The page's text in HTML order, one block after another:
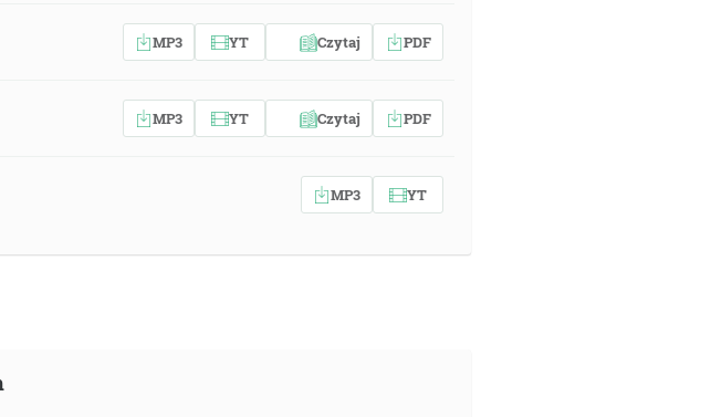
MP3 YT Czytaj PDF
MP3 YT Czytaj PDF
MP3 YT